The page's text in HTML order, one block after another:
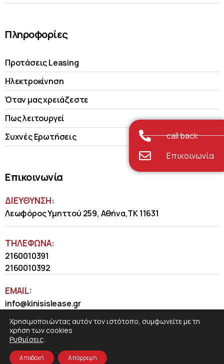
Πληροφορίες
Προτάσεις Leasing
Ηλεκτροκίνηση
Όταν μας χρειάζεστε
Πως λειτουργεί
Συχνές Ερωτήσεις
Επικοινωνία
ΔΙΕΥΘΥΝΣΗ:
Λεωφόρος Υμηττού 259, Αθήνα,ΤΚ 11631
ΤΗΛΈΦΩΝΑ:
2160010391
2160010392
EMAIL:
info@kinisislease.gr
call back
Επικοινωνία
Χρησιμοποιώντας αυτόν τον ιστότοπο, συμφωνείτε με τη
χρήση των cookies
Ρυθμίσεις.
Αποδοχή Απόρριψη